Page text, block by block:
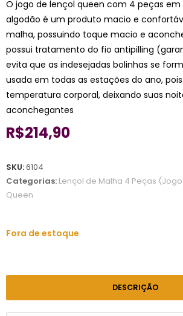
O jogo de lençol queen com 4 peças em
algodão é um produto macio e
malha, possuindo toque macio e
possui tratamento do fio antipilling
evita que as indesejadas bolinhas se
usada em todas as estações do ano,
temperatura corporal, deixando suas
aconchegantes
R$214,90
SKU:6104
Categorias: Lençol de Malha 4 Peças
Queen
Fora de estoque
DESCRIÇÃO